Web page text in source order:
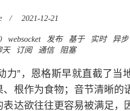
/ 2021-12-21
websocket 发布 基于 实时 异步
天 订阅 通信 阻塞
”，恩格斯早就直截了当
根作为食物；音节清晰的
达欲往往更容易被满足，